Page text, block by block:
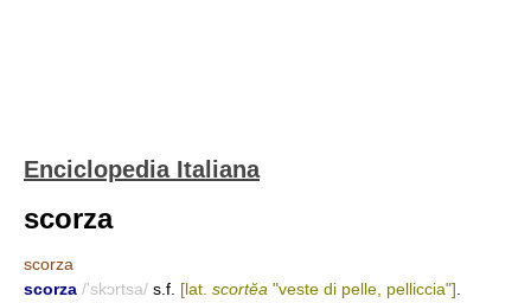
Enciclopedia Italiana
scorza
scorza
scorza /'skɔrtsa/ s.f. [lat. scortĕa "veste di pelle, pelliccia"]